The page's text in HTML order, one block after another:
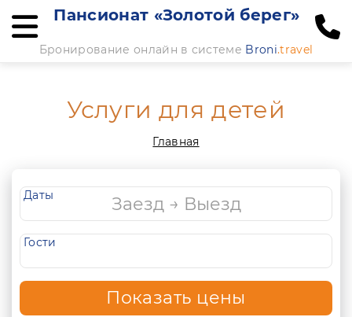
Пансионат «Золотой берег»
Бронирование онлайн в системе Broni.travel
Услуги для детей
Главная
Даты
Гости
Показать цены